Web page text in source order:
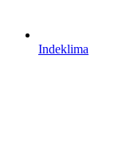
Indeklima